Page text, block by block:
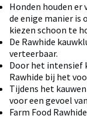
Honden houden er
de enige manier is
kiezen schoon te
De Rawhide
verteerbaar.
Door het intensief
Rawhide bij het
Tijdens het
voor een gevoel
Farm Food